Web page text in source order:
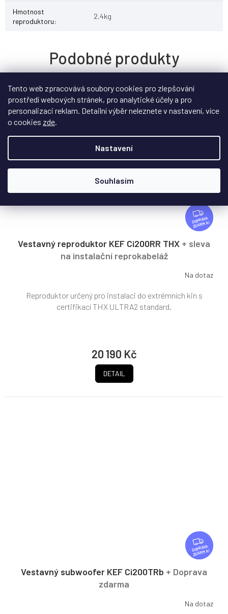
Tento web zpracovává soubory cookies pro zlepšování
prostředí webových stránek, pro analytické účely a pro
personalizaci reklam. Detailní výběr neleznete v nastavení, více
o cookies zde
Nastavení
Souhlasím
Hmotnost
reproduktoru:
2,4kg
Z
D
A
R
ZDARMA
Vestavný reproduktor KEF Ci200RR THX + sleva
na instalační reprokabeláž
Na dotaz
20 190 Kč
DETAIL
Reproduktor určený pro instalaci do extrémních kin s
certifikací THX ULTRA2 standard.
Z
D
A
ZDARMA
Vestavný subwoofer KEF Ci200TRb + Doprava
zdarma
Na dotaz